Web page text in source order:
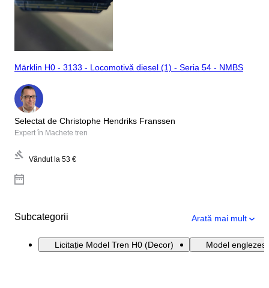
Märklin H0 - 3133 - Locomotivă diesel (1) - Seria 54 - NMBS
Selectat de Christophe Hendriks Franssen
Expert în Machete tren
Vândut la 53 €
Subcategorii Arată mai mult
Licitație Model Tren H0 (Decor) Model